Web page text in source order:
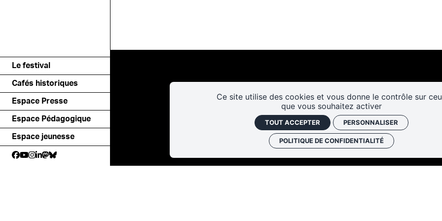
Ce site utilise des cookies et vous donne le contrôle sur
que vous souhaitez activer
TOUT ACCEPTER PERSONNALISER
POLITIQUE DE CONFIDENTIALITÉ
Le festival
Cafés historiques
Espace Presse
Espace Pédagogique
Espace jeunesse
Les cafés
historiques
Faire un don